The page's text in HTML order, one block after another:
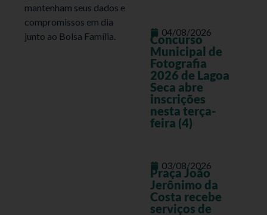
mantenham seus dados e
compromissos em dia
junto ao Bolsa Família.
04/08/2026
Concurso
Municipal de
Fotografia
2026 de Lagoa
Seca abre
inscrições
nesta terça-
feira (4)
03/08/2026
Praça João
Jerônimo da
Costa recebe
serviços de